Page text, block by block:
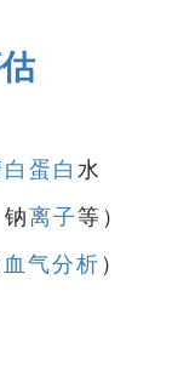
蛋白 水
离子等）
血气分析 ）